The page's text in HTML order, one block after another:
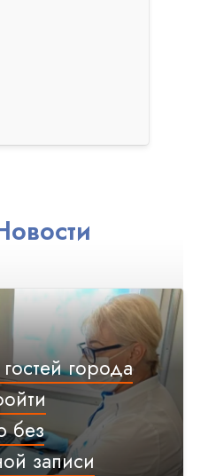
города
без
записи